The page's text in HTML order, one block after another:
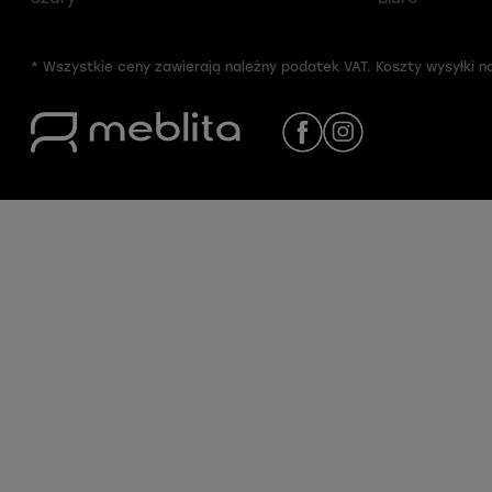
* Wszystkie ceny zawierają należny podatek VAT. Koszty wysyłki